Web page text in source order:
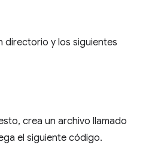
directorio y los siguientes
crea un archivo llamado
el siguiente código.